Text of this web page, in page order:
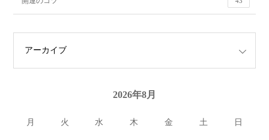
2026年8月
月 火 水 木 金 土 日